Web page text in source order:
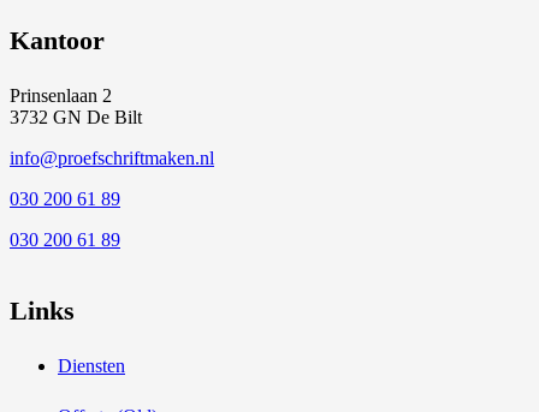
Kantoor
Prinsenlaan 2
3732 GN De Bilt
info@proefschriftmaken.nl
030 200 61 89
030 200 61 89
Links
Diensten